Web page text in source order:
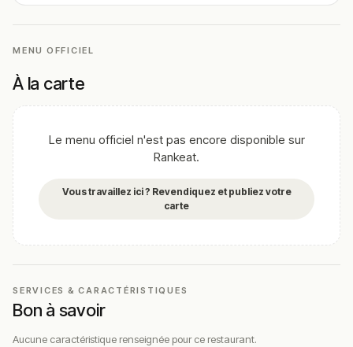
confortable et chaleureux saura séduire tous les
gourmets en quête d’une expérience authentique. Pour
!
Texte généré par intelligence artificielle, en attente de
validation humaine.
nous aider en vous rendant sur :Améliorer la fiche de cet
MENU OFFICIEL
À la carte
Le menu officiel n'est pas encore disponible sur
Rankeat.
Vous travaillez ici ? Revendiquez et publiez votre
carte
SERVICES & CARACTÉRISTIQUES
Bon à savoir
Aucune caractéristique renseignée pour ce restaurant.